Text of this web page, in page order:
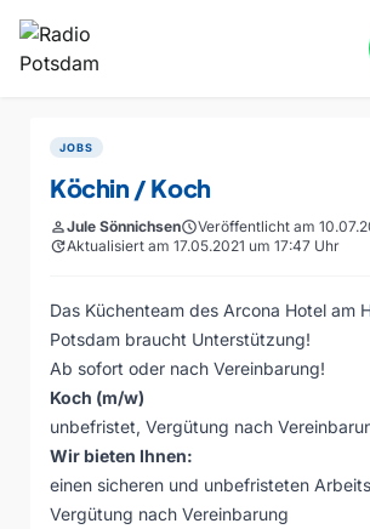
JOBS
Köchin / Koch
personJule SönnichsenscheduleVeröffentlicht am
updateAktualisiert am 17.05.2021 um 17:47 Uhr
Das Küchenteam des Arcona Hotel am
Potsdam braucht Unterstützung!
Ab sofort oder nach Vereinbarung!
Koch (m/w)
unbefristet, Vergütung nach
Wir bieten Ihnen:
einen sicheren und unbefristeten
Vergütung nach Vereinbarung